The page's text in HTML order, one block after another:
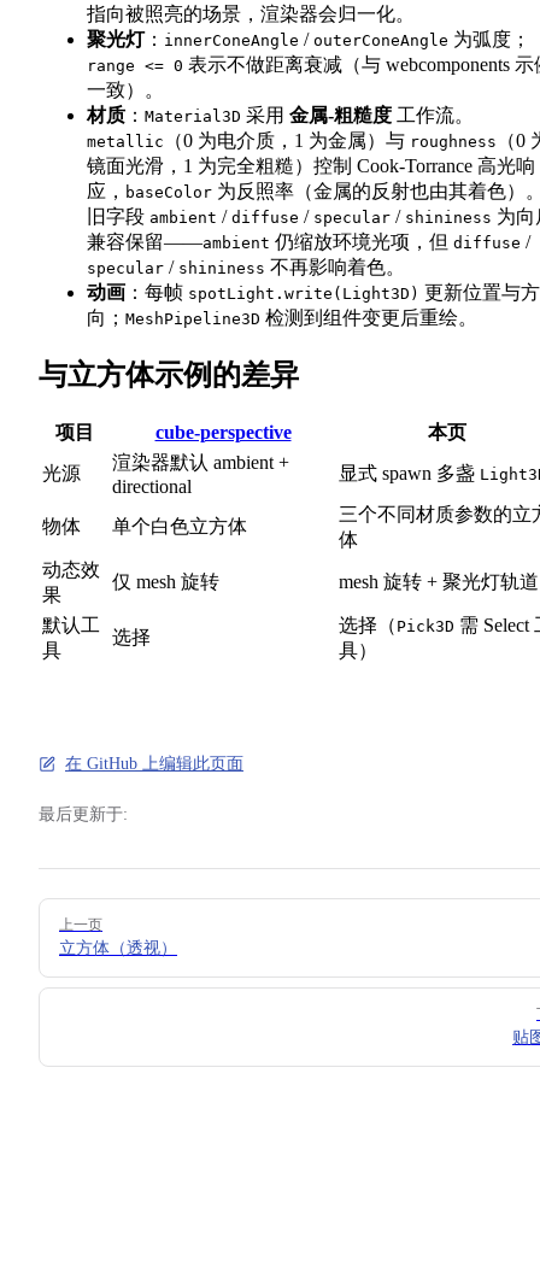
指向被照亮的场景，渲染器会归一化。
聚光灯： innerConeAngle / outerConeAngle 为弧度；
range <= 0 表示不做距离衰减（与 webcomponents 示
一致）。
材质 ： Material3D 采用 金属-粗糙度 工作流。
metallic （0 为电介质，1 为金属）与 roughness
（0
镜面光滑，1 为完全粗糙）控制 Cook-Torrance 高光响
应， baseColor 为反照率（金属的反射也由其着色）
旧字段 ambient / diffuse / specular / shininess 为向
兼容保留——ambient 仍缩放环境光项，但 diffuse /
specular / shininess 不再影响着色。
动画 ：每帧 spotLight.write(Light3D) 更新位置与方
向； MeshPipeline3D 检测到组件变更后重绘。
与立方体示例的差异
项目 cube-perspective
本页
光源
渲染器默认 ambient +
directional
显式 spawn 多盏
物体 单个白色立方体
三个不同材质参数的立
体
动态效
果
仅 mesh 旋转 mesh 旋转 + 聚光灯轨道
默认工
具
选择
选择（ Pick3D 需 Select
具）
在 GitHub 上编辑此页面
最后更新于:
Pager
上一页
立方体（透视）
贴